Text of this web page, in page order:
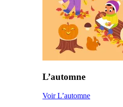
L’automne
Voir L’automne